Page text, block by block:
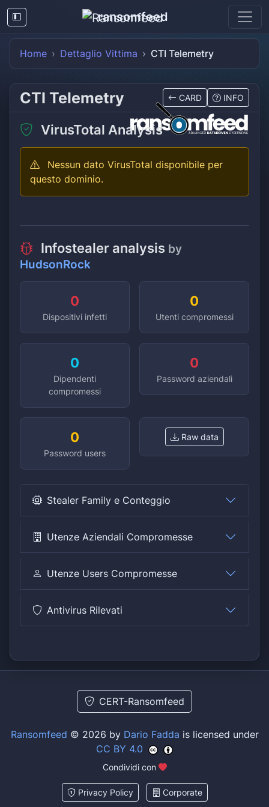
ransomfeed
Home Dettaglio Vittima CTI Telemetry
CTI Telemetry CARD INFO
VirusTotal Analysis
Nessun dato VirusTotal disponibile per
questo dominio.
Infostealer analysis by
HudsonRock
0
Dispositivi infetti
0
Utenti compromessi
0
Dipendenti
compromessi
0
Password aziendali
0
Password users
Raw data
Stealer Family e Conteggio
Utenze Aziendali Compromesse
Utenze Users Compromesse
Antivirus Rilevati
CERT-Ransomfeed
Ransomfeed © 2026 by Dario Fadda is licensed under
CC BY 4.0
Condividi con
Privacy Policy Corporate